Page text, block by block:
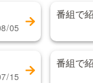
05
番組で
15
番組で